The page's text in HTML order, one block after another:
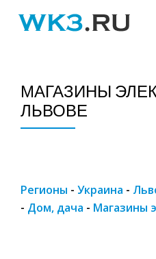
МАГАЗИНЫ
ЛЬВОВЕ
Регионы - Украина -
- Дом, дача - Магазины